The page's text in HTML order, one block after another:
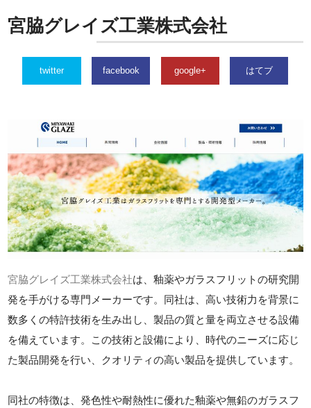
宮脇グレイズ工業株式会社
twitter facebook google+ はてブ
宮脇グレイズ工業株式会社は、釉薬やガラスフリットの研究開
発を手がける専門メーカーです。同社は、高い技術力を背景に
数多くの特許技術を生み出し、製品の質と量を両立させる設備
を備えています。この技術と設備により、時代のニーズに応じ
た製品開発を行い、クオリティの高い製品を提供しています。
同社の特徴は、発色性や耐熱性に優れた釉薬や無鉛のガラスフ